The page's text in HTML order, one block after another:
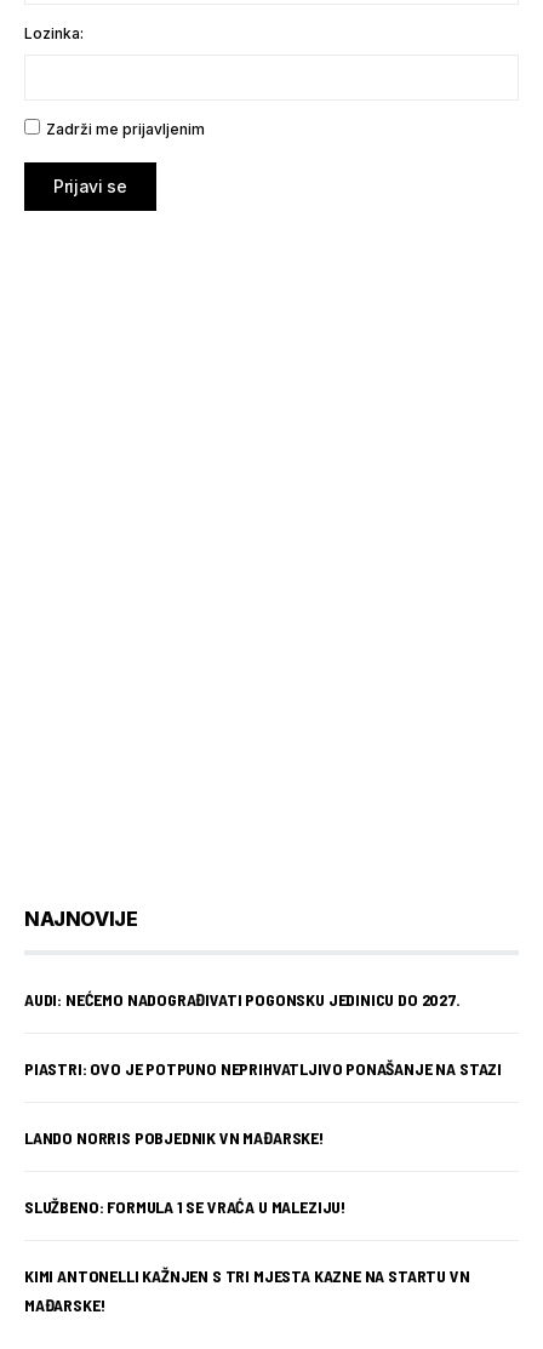
Lozinka:
Zadrži me prijavljenim
Prijavi se
NAJNOVIJE
AUDI: NEĆEMO NADOGRAĐIVATI POGONSKU JEDINICU DO 2027.
PIASTRI: OVO JE POTPUNO NEPRIHVATLJIVO PONAŠANJE NA STAZI
LANDO NORRIS POBJEDNIK VN MAĐARSKE!
SLUŽBENO: FORMULA 1 SE VRAĆA U MALEZIJU!
KIMI ANTONELLI KAŽNJEN S TRI MJESTA KAZNE NA STARTU VN
MAĐARSKE!